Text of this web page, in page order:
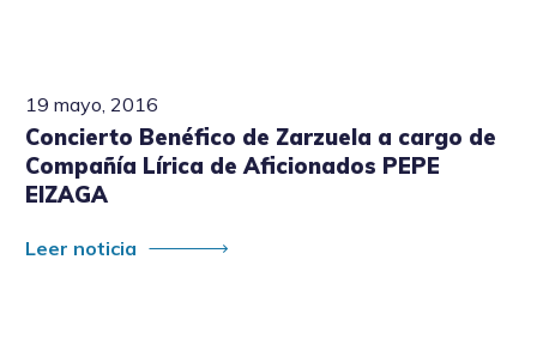
19 mayo, 2016
Concierto Benéfico de Zarzuela a cargo de
Compañía Lírica de Aficionados PEPE
EIZAGA
Leer noticia